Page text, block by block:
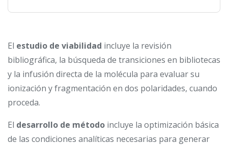
El estudio de viabilidad incluye la revisión
bibliográfica, la búsqueda de transiciones en bibliotecas
y la infusión directa de la molécula para evaluar su
ionización y fragmentación en dos polaridades, cuando
proceda.
El desarrollo de método incluye la optimización básica
de las condiciones analíticas necesarias para generar